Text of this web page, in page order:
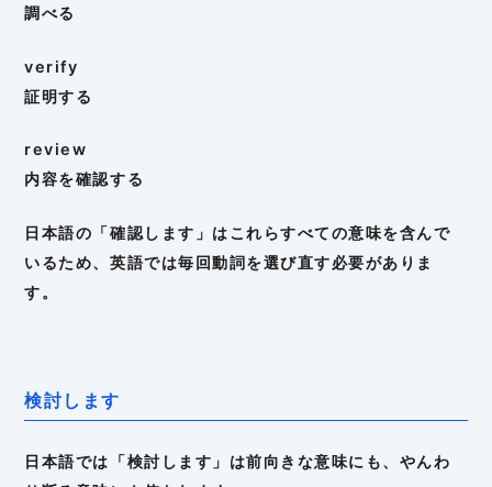
調べる
verify
証明する
review
内容を確認する
日本語の「確認します」はこれらすべての意味を含んで
いるため、英語では毎回動詞を選び直す必要がありま
す。
検討します
日本語では「検討します」は前向きな意味にも、やんわ